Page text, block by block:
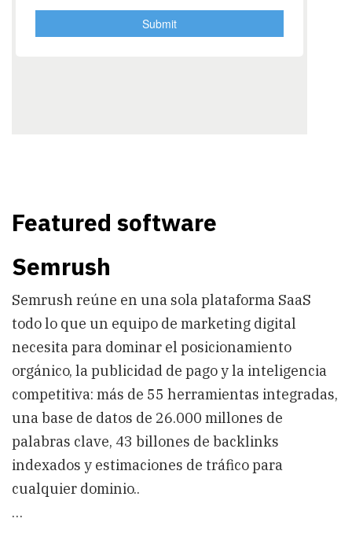
Featured software
Semrush
Semrush reúne en una sola plataforma SaaS
todo lo que un equipo de marketing digital
necesita para dominar el posicionamiento
orgánico, la publicidad de pago y la inteligencia
competitiva: más de 55 herramientas integradas,
una base de datos de 26.000 millones de
palabras clave, 43 billones de backlinks
indexados y estimaciones de tráfico para
cualquier dominio..
…